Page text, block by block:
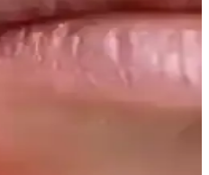
anlatılmaktadır.